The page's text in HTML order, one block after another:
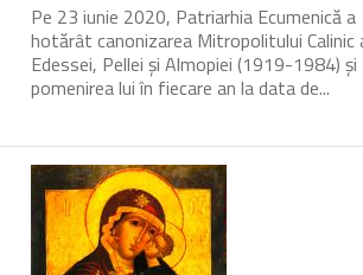
Pe 23 iunie 2020, Patriarhia Ecumenică a
hotărât canonizarea Mitropolitului Calinic
Edessei, Pellei și Almopiei (1919-1984) și
pomenirea lui în fiecare an la data de...